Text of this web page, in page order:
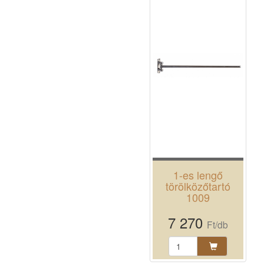
1-es lengő
törölközőtartó
1009
7 270 Ft/db